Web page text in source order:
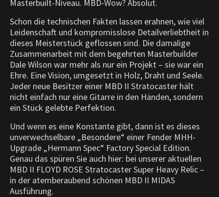
Masterbuilt-Niveau. MBD-Wow? Absolut.
Schon die technischen Fakten lassen erahnen, wie viel
Leidenschaft und kompromisslose Detailverliebtheit in
dieses Meisterstück geflossen sind. Die damalige
Zusammenarbeit mit dem begehrten Masterbuilder
Dale Wilson war mehr als nur ein Projekt – sie war ein
Ehre. Eine Vision, umgesetzt in Holz, Draht und Seele.
Jeder neue Besitzer einer MBD II Stratocaster hält
nicht einfach nur eine Gitarre in den Händen, sondern
ein Stück gelebte Perfektion.
Und wenn es eine Konstante gibt, dann ist es dieses
unverwechselbare „Besondere“ einer Fender MHH-
Upgrade „Hermann Spec“ Factory Special Edition.
Genau das spüren Sie auch hier: bei unserer aktuellen
MBD II FLOYD ROSE Stratocaster Super Heavy Relic –
in der atemberaubend schönen MBD II MIDAS
Ausführung.